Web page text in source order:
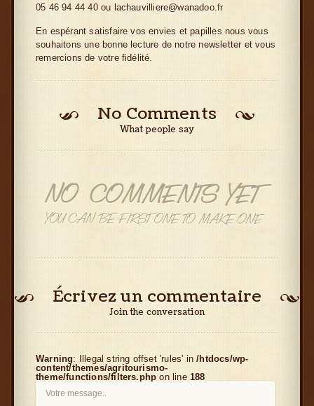
05 46 94 44 40 ou lachauvilliere@wanadoo.fr
En espérant satisfaire vos envies et papilles nous vous
souhaitons une bonne lecture de notre newsletter et vous
remercions de votre fidélité.
No Comments
What people say
Écrivez un commentaire
Join the conversation
Warning: Illegal string offset 'rules' in/htdocs/wp-
content/themes/agritourismo-
theme/functions/filters.php on line188